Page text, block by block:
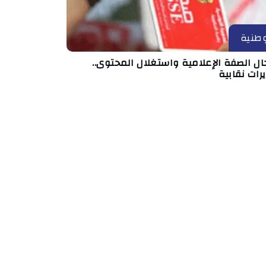
الصفة الإعلامية واستغلال المحتوى..
نقابية